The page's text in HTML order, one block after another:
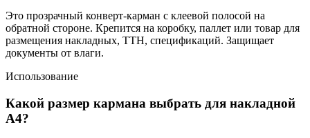
Это прозрачный конверт-карман с клеевой полосой на
обратной стороне. Крепится на коробку, паллет или товар для
размещения накладных, ТТН, спецификаций. Защищает
документы от влаги.
Использование
Какой размер кармана выбрать для накладной
А4?